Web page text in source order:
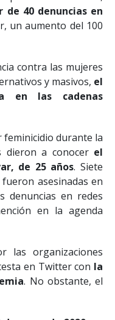
de 40 denuncias en
un aumento del 100
contra las mujeres
y masivos, el
en las cadenas
feminicidio durante la
dieron a conocer el
de 25 años. Siete
asesinadas en
denuncias en redes
en la agenda
las organizaciones
en Twitter con la
. No obstante, el